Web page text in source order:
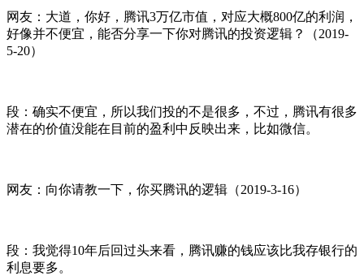
网友：大道，你好，腾讯3万亿市值，对应大概800亿的利润，
好像并不便宜，能否分享一下你对腾讯的投资逻辑？（2019-
5-20）
段：确实不便宜，所以我们投的不是很多，不过，腾讯有很多
潜在的价值没能在目前的盈利中反映出来，比如微信。
网友：向你请教一下，你买腾讯的逻辑（2019-3-16）
段：我觉得10年后回过头来看，腾讯赚的钱应该比我存银行的
利息要多。